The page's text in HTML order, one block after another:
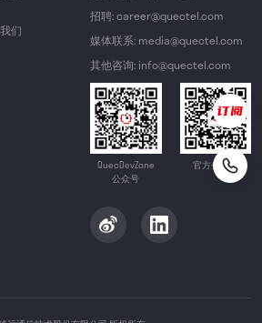
们
招聘: career@quectel.com
媒体联系: media@quectel.com
其他咨询: info@quectel.com
QuecDevZone
公众号
官方公众号